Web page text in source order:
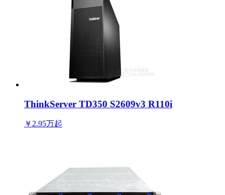
ThinkServer TD350 S2609v3 R110i
￥2.95万起